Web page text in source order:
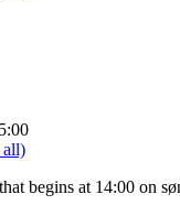
all)
begins at 14:00 on